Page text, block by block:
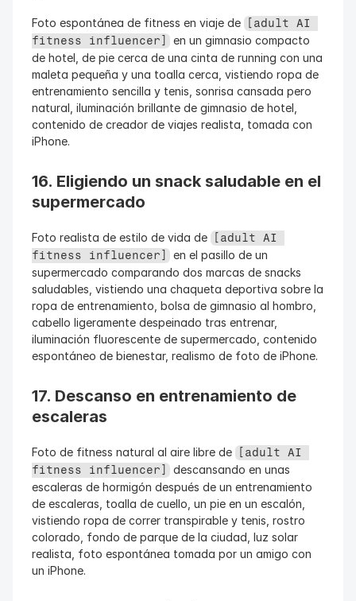
Foto espontánea de fitness en viaje de
[adult AI
fitness influencer] en un gimnasio compacto
de hotel, de pie cerca de una cinta de running con una
maleta pequeña y una toalla cerca, vistiendo ropa de
entrenamiento sencilla y tenis, sonrisa cansada pero
natural, iluminación brillante de gimnasio de hotel,
contenido de creador de viajes realista, tomada con
iPhone.
16. Eligiendo un snack saludable en el
supermercado
Foto realista de estilo de vida de
[adult AI
fitness influencer] en el pasillo de un
supermercado comparando dos marcas de snacks
saludables, vistiendo una chaqueta deportiva sobre la
ropa de entrenamiento, bolsa de gimnasio al hombro,
cabello ligeramente despeinado tras entrenar,
iluminación fluorescente de supermercado, contenido
espontáneo de bienestar, realismo de foto de iPhone.
17. Descanso en entrenamiento de
escaleras
Foto de fitness natural al aire libre de
[adult AI
fitness influencer] descansando en unas
escaleras de hormigón después de un entrenamiento
de escaleras, toalla de cuello, un pie en un escalón,
vistiendo ropa de correr transpirable y tenis, rostro
colorado, fondo de parque de la ciudad, luz solar
realista, foto espontánea tomada por un amigo con
un iPhone.